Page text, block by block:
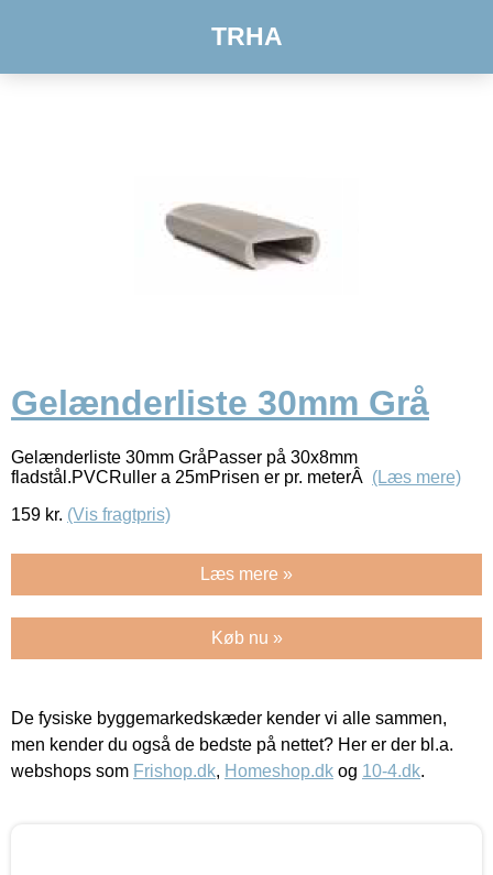
TRHA
Gelænderliste 30mm Grå
Gelænderliste 30mm GråPasser på 30x8mm
fladstål.PVCRuller a 25mPrisen er pr. meterÂ (Læs mere)
159 kr. (Vis fragtpris)
Læs mere »
Køb nu »
De fysiske byggemarkedskæder kender vi alle sammen,
men kender du også de bedste på nettet? Her er der bl.a.
webshops som Frishop.dk, Homeshop.dk og 10-4.dk.